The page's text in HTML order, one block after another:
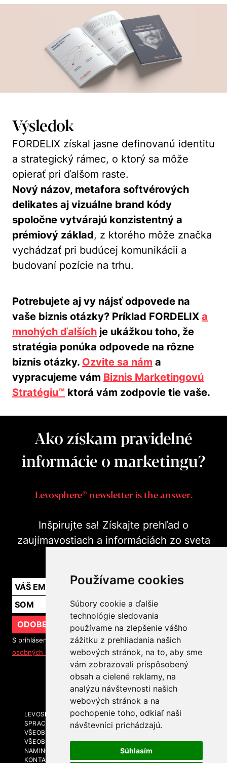
Používame cookies
Súbory cookie a ďalšie
technológie sledovania
používame na zlepšenie vášho
zážitku z prehliadania našich
webových stránok, na to, aby sme
vám zobrazovali prispôsobený
obsah a cielené reklamy, na
analýzu návštevnosti našich
webových stránok a na
pochopenie toho, odkiaľ naši
návštevníci prichádzajú.
Súhlasím
Výsledok
FORDELIX získal jasne definovanú identitu
a strategický rámec, o ktorý sa môže
opierať pri ďalšom raste.
Nový názov, metafora softvérových
delikates aj vizuálne brand kódy
spoločne vytvárajú konzistentný a
prémiový základ, z ktorého môže značka
vychádzať pri budúcej komunikácii a
budovaní pozície na trhu.
Potrebujete aj vy nájsť odpovede na
vaše biznis otázky? Príklad FORDELIX a
mnohých ďalších je ukážkou toho, že
stratégia ponúka odpovede na rôzne
biznis otázky. Ozvite sa nám a
vypracujeme vám Biznis Marketingovú
Stratégiu™ ktorá vám zodpovie tie vaše.
Ako získam pravidelné
informácie o marketingu?
Levosphere® newsletter is the answer.
Inšpirujte sa! Získajte prehľad o
zaujímavostiach a informáciách zo sveta
ODOBERAŤ
S prihlásením na odber noviniek súhlasíte so spracovaním
osobných údajov
SLEDUJTE NÁS
LEVOSPHERE A MÉDIÁ
SPRACOVANIE OSOBNÝCH ÚDAJOV
VŠEOBECNÉ OBCHODNÉ PODMIENKY
VŠEOBECNÉ OBCHODNÉ PODMIENKY - BRANDING A
NAMING
KONTAKT